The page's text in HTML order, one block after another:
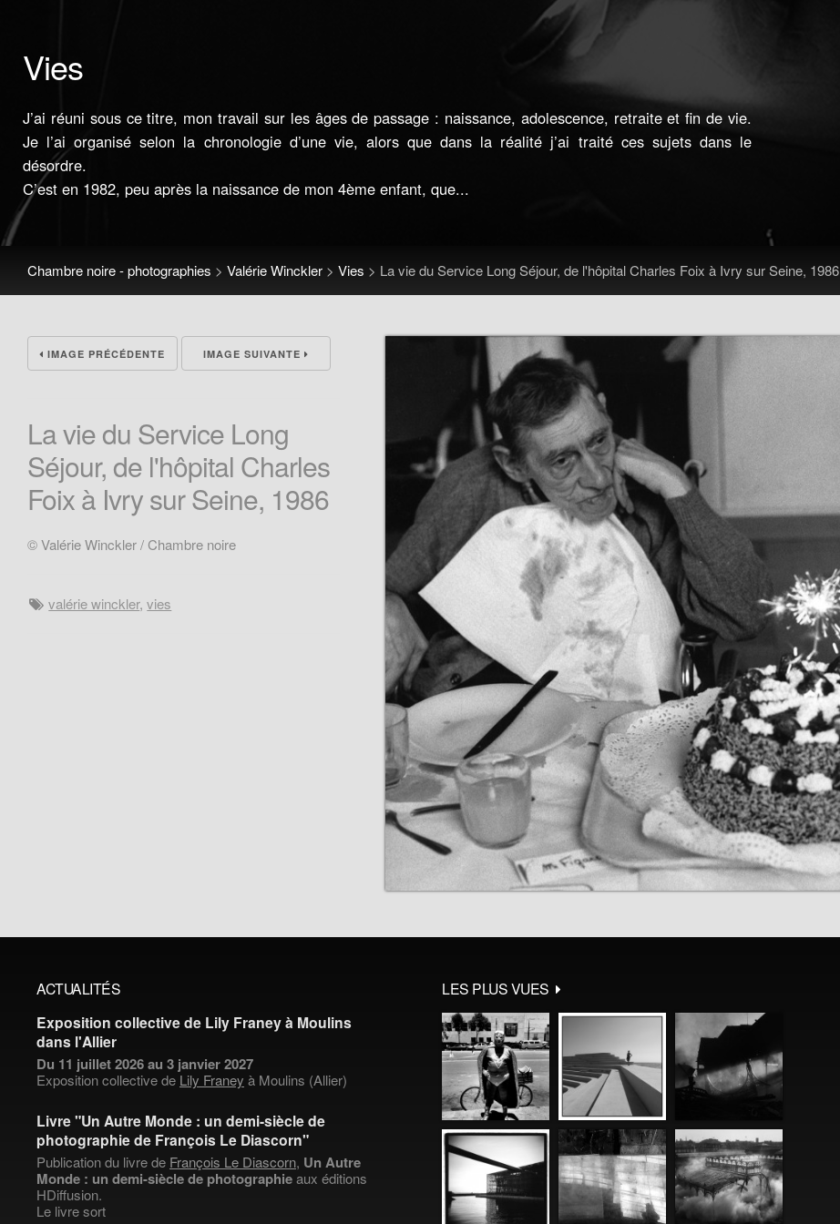
Vies
J’ai réuni sous ce titre, mon travail sur les âges de passage : naissance, adolescence, retraite et fin de vie.
Je l’ai organisé selon la chronologie d’une vie, alors que dans la réalité j’ai traité ces sujets dans le
désordre.
C’est en 1982, peu après la naissance de mon 4ème enfant, que...
Chambre noire - photographies > Valérie Winckler > Vies > La vie du Service Long Séjour, de l'hôpital Charles Foix à Ivry sur Seine, 1986
IMAGE PRÉCÉDENTE IMAGE SUIVANTE
La vie du Service Long
Séjour, de l'hôpital Charles
Foix à Ivry sur Seine, 1986
© Valérie Winckler / Chambre noire
valérie winckler,vies
ACTUALITÉS
Exposition collective de Lily Franey à Moulins
dans l'Allier
Du 11 juillet 2026 au 3 janvier 2027
Exposition collective de Lily Franey à Moulins (Allier)
Livre "Un Autre Monde : un demi-siècle de
photographie de François Le Diascorn"
Publication du livre de François Le Diascorn, Un Autre
Monde : un demi-siècle de photographieaux éditions
HDiffusion.
Le livre sort
LES PLUS VUES